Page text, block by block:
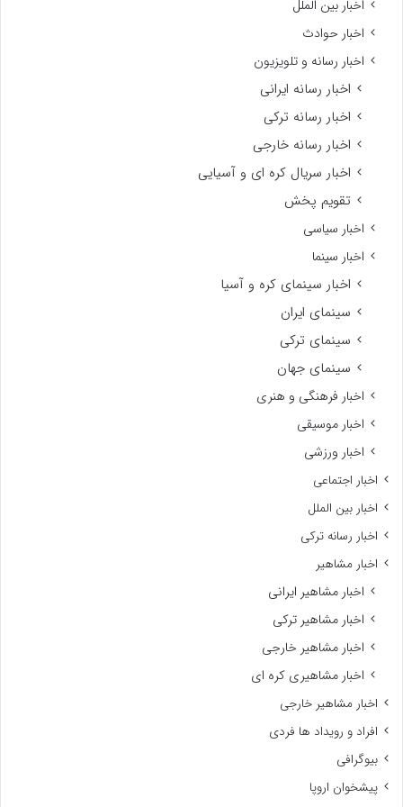
اخبار بین الملل
اخبار حوادث
اخبار رسانه و تلویزیون
اخبار رسانه ایرانی
اخبار رسانه ترکی
اخبار رسانه خارجی
اخبار سریال کره ای و آسیایی
تقویم پخش
اخبار سیاسی
اخبار سینما
اخبار سینمای کره و آسیا
سینمای ایران
سینمای ترکی
سینمای جهان
اخبار فرهنگی و هنری
اخبار موسیقی
اخبار ورزشی
اخبار اجتماعی
اخبار بین الملل
اخبار رسانه ترکی
اخبار مشاهیر
اخبار مشاهیر ایرانی
اخبار مشاهیر ترکی
اخبار مشاهیر خارجی
اخبار مشاهیری کره ای
اخبار مشاهیر خارجی
افراد و رویداد ها فردی
بیوگرافی
پیشخوان اروپا